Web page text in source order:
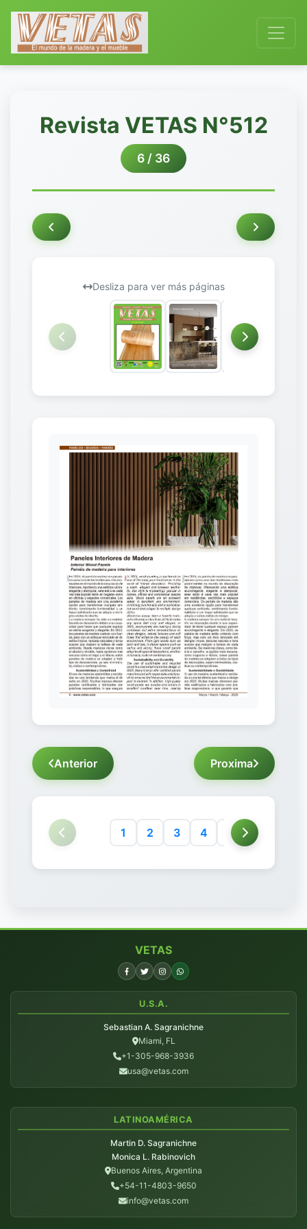
Revista VETAS N°512
6 / 36
Desliza para ver más páginas
Anterior Proxima
1 2 3 4 5 6
VETAS
U.S.A.
Sebastian A. Sagranichne
Miami, FL
+1-305-968-3936
usa@vetas.com
LATINOAMÉRICA
Martin D. Sagranichne
Monica L. Rabinovich
Buenos Aires, Argentina
+54-11-4803-9650
info@vetas.com